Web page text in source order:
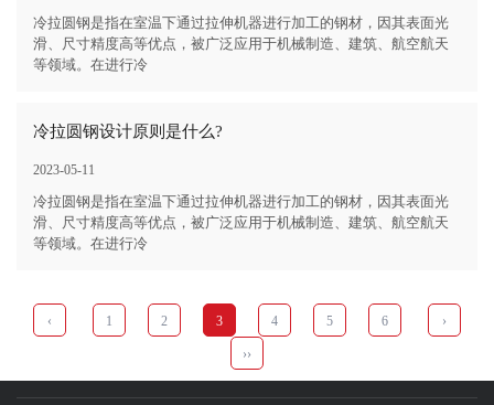
冷拉圆钢是指在室温下通过拉伸机器进行加工的钢材，因其表面光
滑、尺寸精度高等优点，被广泛应用于机械制造、建筑、航空航天
等领域。在进行冷
冷拉圆钢设计原则是什么?
2023-05-11
冷拉圆钢是指在室温下通过拉伸机器进行加工的钢材，因其表面光
滑、尺寸精度高等优点，被广泛应用于机械制造、建筑、航空航天
等领域。在进行冷
‹ 1 2 3 4 5 6 ›
››